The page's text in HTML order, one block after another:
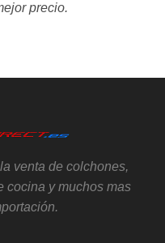
precio.
venta de colchones,
cocina y muchos mas